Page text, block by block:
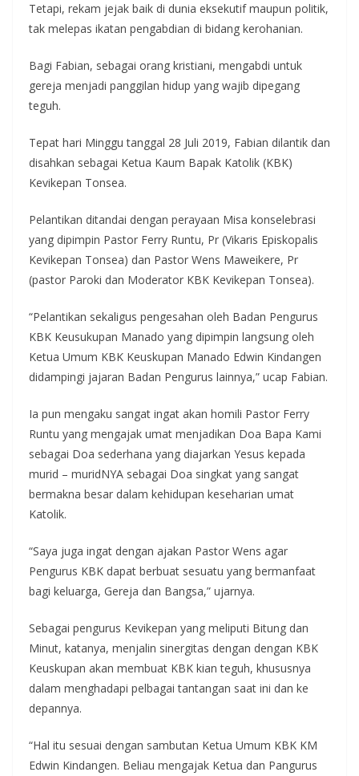
Tetapi, rekam jejak baik di dunia eksekutif maupun politik,
tak melepas ikatan pengabdian di bidang kerohanian.
Bagi Fabian, sebagai orang kristiani, mengabdi untuk
gereja menjadi panggilan hidup yang wajib dipegang
teguh.
Tepat hari Minggu tanggal 28 Juli 2019, Fabian dilantik dan
disahkan sebagai Ketua Kaum Bapak Katolik (KBK)
Kevikepan Tonsea.
Pelantikan ditandai dengan perayaan Misa konselebrasi
yang dipimpin Pastor Ferry Runtu, Pr (Vikaris Episkopalis
Kevikepan Tonsea) dan Pastor Wens Maweikere, Pr
(pastor Paroki dan Moderator KBK Kevikepan Tonsea).
“Pelantikan sekaligus pengesahan oleh Badan Pengurus
KBK Keusukupan Manado yang dipimpin langsung oleh
Ketua Umum KBK Keuskupan Manado Edwin Kindangen
didampingi jajaran Badan Pengurus lainnya,” ucap Fabian.
Ia pun mengaku sangat ingat akan homili Pastor Ferry
Runtu yang mengajak umat menjadikan Doa Bapa Kami
sebagai Doa sederhana yang diajarkan Yesus kepada
murid – muridNYA sebagai Doa singkat yang sangat
bermakna besar dalam kehidupan keseharian umat
Katolik.
“Saya juga ingat dengan ajakan Pastor Wens agar
Pengurus KBK dapat berbuat sesuatu yang bermanfaat
bagi keluarga, Gereja dan Bangsa,” ujarnya.
Sebagai pengurus Kevikepan yang meliputi Bitung dan
Minut, katanya, menjalin sinergitas dengan dengan KBK
Keuskupan akan membuat KBK kian teguh, khususnya
dalam menghadapi pelbagai tantangan saat ini dan ke
depannya.
“Hal itu sesuai dengan sambutan Ketua Umum KBK KM
Edwin Kindangen. Beliau mengajak Ketua dan Pangurus